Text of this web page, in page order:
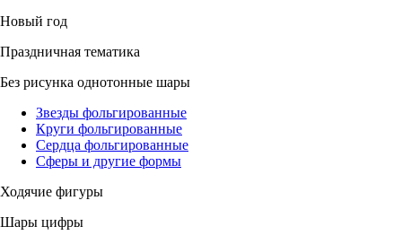
Новый год
Праздничная тематика
Без рисунка однотонные шары
Звезды фольгированные
Круги фольгированные
Сердца фольгированные
Сферы и другие формы
Ходячие фигуры
Шары цифры